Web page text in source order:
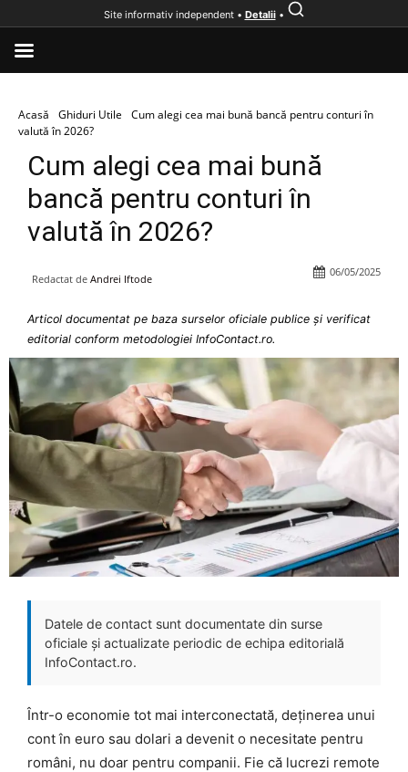
Acasă Ghiduri Utile
Cum alegi cea mai bună bancă pentru conturi în
valută în 2026?
Cum alegi cea mai bună
bancă pentru conturi în
valută în 2026?
Redactat de Andrei Iftode
06/05/2025
Articol documentat pe baza surselor oficiale publice și verificat
editorial conform metodologiei InfoContact.ro.
Datele de contact sunt documentate din surse
oficiale și actualizate periodic de echipa editorială
InfoContact.ro.
Într-o economie tot mai interconectată, deținerea unui
cont în euro sau dolari a devenit o necesitate pentru
români, nu doar pentru companii. Fie că lucrezi remote
Site informativ independent • Detalii•